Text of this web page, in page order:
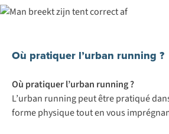
Où pratiquer l’urban running ?
Où pratiquer l’urban running ?
L’urban running peut être pratiqué
forme physique tout en vous